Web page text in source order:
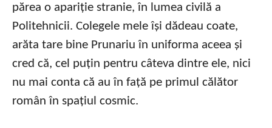
părea o apariție stranie, în lumea civilă a
Politehnicii. Colegele mele își dădeau coate,
arăta tare bine Prunariu în uniforma aceea și
cred că, cel puțin pentru câteva dintre ele, nici
nu mai conta că au în față pe primul călător
român în spațiul cosmic.